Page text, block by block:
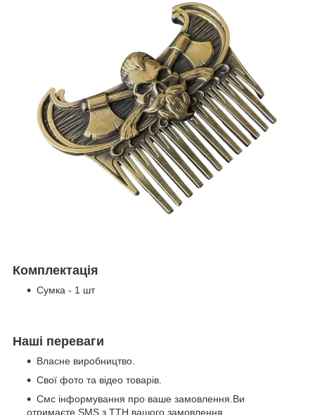
Комплектація
Сумка - 1 шт
Наші переваги
Власне виробництво.
Свої фото та відео товарів.
Смс інформування про ваше замовлення.Ви
отримаєте SMS з ТТН вашого замовлення.